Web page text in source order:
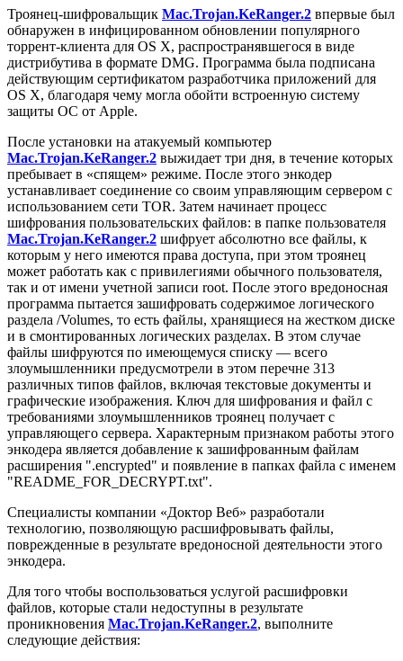
Троянец-шифровальщик Mac.Trojan.KeRanger.2 впервые был
обнаружен в инфицированном обновлении популярного
торрент-клиента для OS X, распространявшегося в виде
дистрибутива в формате DMG. Программа была подписана
действующим сертификатом разработчика приложений для
OS X, благодаря чему могла обойти встроенную систему
защиты ОС от Apple.
После установки на атакуемый компьютер
Mac.Trojan.KeRanger.2 выжидает три дня, в течение которых
пребывает в «спящем» режиме. После этого энкодер
устанавливает соединение со своим управляющим сервером с
использованием сети TOR. Затем начинает процесс
шифрования пользовательских файлов: в папке пользователя
Mac.Trojan.KeRanger.2 шифрует абсолютно все файлы, к
которым у него имеются права доступа, при этом троянец
может работать как с привилегиями обычного пользователя,
так и от имени учетной записи root. После этого вредоносная
программа пытается зашифровать содержимое логического
раздела /Volumes, то есть файлы, хранящиеся на жестком диске
и в смонтированных логических разделах. В этом случае
файлы шифруются по имеющемуся списку — всего
злоумышленники предусмотрели в этом перечне 313
различных типов файлов, включая текстовые документы и
графические изображения. Ключ для шифрования и файл с
требованиями злоумышленников троянец получает с
управляющего сервера. Характерным признаком работы этого
энкодера является добавление к зашифрованным файлам
расширения ".encrypted" и появление в папках файла с именем
"README_FOR_DECRYPT.txt".
Специалисты компании «Доктор Веб» разработали
технологию, позволяющую расшифровывать файлы,
поврежденные в результате вредоносной деятельности этого
энкодера.
Для того чтобы воспользоваться услугой расшифровки
файлов, которые стали недоступны в результате
проникновения Mac.Trojan.KeRanger.2, выполните
следующие действия: